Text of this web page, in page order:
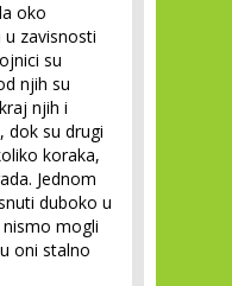
oko
zavisnosti
su
njih su
njih i
dok su drugi
koraka,
Jednom
duboko u
mogli
oni stalno